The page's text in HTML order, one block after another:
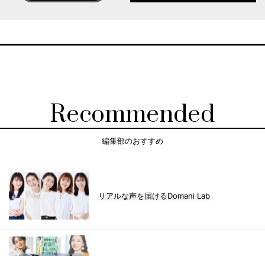
Recommended
編集部のおすすめ
リアルな声を届けるDomani Lab